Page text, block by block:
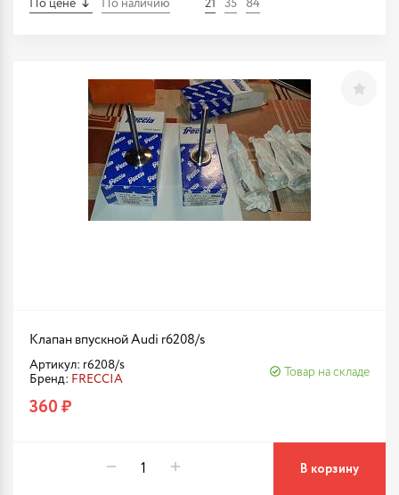
По цене По наличию 21 35 84
Клапан впускной Audi r6208/s
Артикул: r6208/s
Бренд: FRECCIA
Товар на складе
360 ₽
В корзину